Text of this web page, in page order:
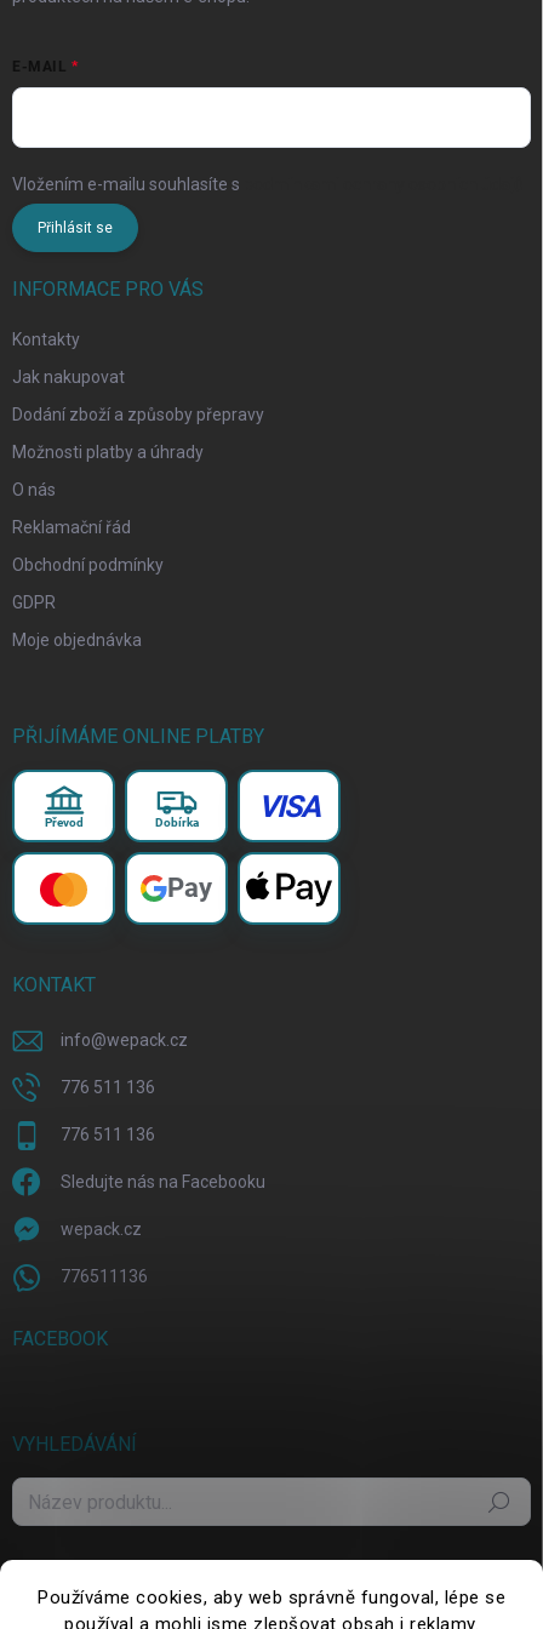
Používáme cookies, aby web správně fungoval, lépe se
používal a mohli jsme zlepšovat obsah i reklamy.
E-MAIL
Vložením e-mailu souhlasíte s
Přihlásit se
INFORMACE PRO VÁS
Kontakty
Jak nakupovat
Dodání zboží a způsoby přepravy
Možnosti platby a úhrady
O nás
Reklamační řád
Obchodní podmínky
GDPR
Moje objednávka
PŘIJÍMÁME ONLINE PLATBY
Převod Dobírka VISA
Pay
KONTAKT
info@wepack.cz
776 511 136
776 511 136
Sledujte nás na Facebooku
wepack.cz
776511136
FACEBOOK
VYHLEDÁVÁNÍ
Hledat